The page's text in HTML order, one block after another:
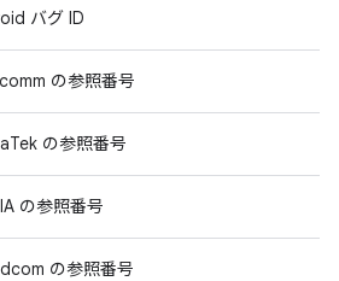
バグ ID
の参照番号
の参照番号
の参照番号
の参照番号